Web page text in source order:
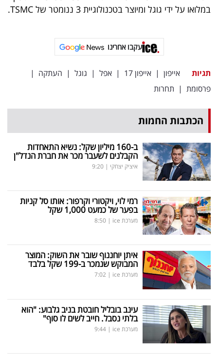
פרסמו
במלואו על ידי גוגל ומיוצר בטכנולוגיית 3 ננומטר של TSMC.
עקבו אחרינו
תגיות אייפון | אייפון 17 | אפל | גוגל | העתקה |
פרסומת | תחרות
הכתבות החמות
ב-160 מיליון שקל: נשיא התאחדות
הקבלנים לשעבר מכר את חברת הנדל"ן
איציק יצחקי |
9:20
רמי לוי, ויקטורי וקרפור: אותו סל קניות
בפער של כמעט 1,000 שקל
מערכת ice |
8:50
איתן יוחננוף שובר את השוק: המוצר
המבוקש שנמכר ב-199 שקל בלבד
מערכת ice |
7:02
עינב בובליל חובטת בניב גלבוע: "הוא
בלתי נסבל. חייב לשים לו סוף"
מערכת ice |
9:44